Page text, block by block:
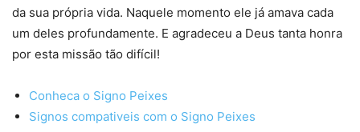
da sua própria vida. Naquele momento ele já amava cada
um deles profundamente. E agradeceu a Deus tanta honra
por esta missão tão difícil!
Conheca o Signo Peixes
Signos compativeis com o Signo Peixes